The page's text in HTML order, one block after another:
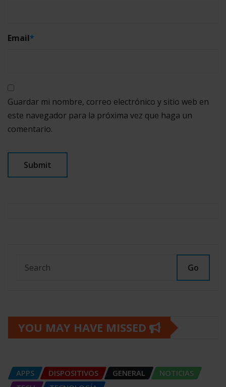
Email*
Guardar mi nombre, correo electrónico y sitio web en
este navegador para la próxima vez que haga un
comentario.
Go
YOU MAY HAVE MISSED
APPS DISPOSITIVOS GENERAL
NOTICIAS